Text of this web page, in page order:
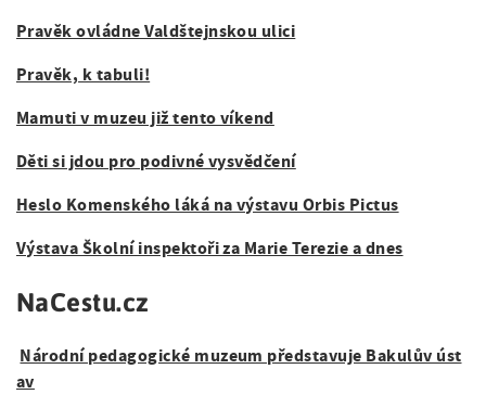
Pravěk ovládne Valdštejnskou ulici
Pravěk, k tabuli!
Mamuti v muzeu již tento víkend
Děti si jdou pro podivné vysvědčení
Heslo Komenského láká na výstavu Orbis Pictus
Výstava Školní inspektoři za Marie Terezie a dnes
NaCestu.cz
Národní pedagogické muzeum představuje Bakulův úst
av